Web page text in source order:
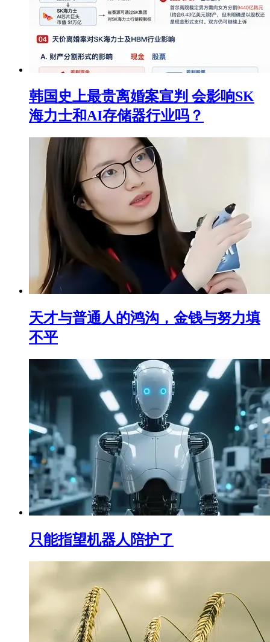
韩国史上最贵离婚案宣判 会影响SK
海力士和AI存储器行业吗？
天才与普通人的鸿沟，金钱与努力填
不平
只能指望机器人陪护了